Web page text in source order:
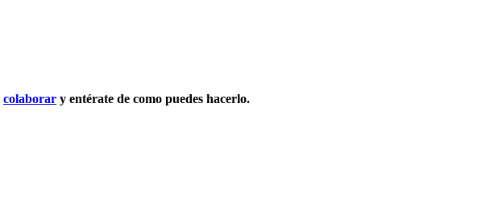
colaborar y entérate de como puedes hacerlo.